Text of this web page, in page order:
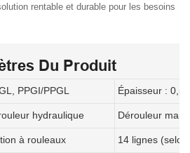
rentable et durable pour les besoins
Du Produit
PPGI/PPGL Épaisseur :
hydraulique Dérouleur
à rouleaux 14 lignes